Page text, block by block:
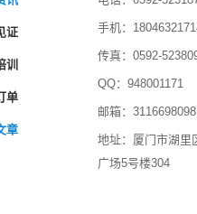
证
训
单
章
手机：
传真：0592-
QQ：948001171
邮箱：
地址：厦门市湖里
广场5号楼304